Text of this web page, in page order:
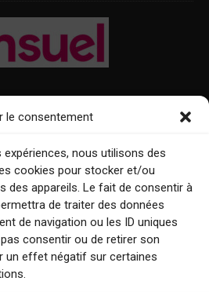
le consentement
nous utilisons des
cookies pour stocker et/ou
des appareils. Le fait de consentir à
de traiter des données
de navigation ou les ID uniques
consentir ou de retirer son
un effet négatif sur certaines
Maritimes : oû trouver Le Mensuel ?
le magazine en ligne
vous évader le temps d’un week-end ou